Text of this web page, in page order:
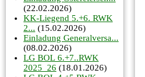
(22.02.2026)
KK-Liegend 5.+6. RWK
2... (15.02.2026)
Einladung Generalversa...
(08.02.2026)
LG BOL 6.+7..RWK
2025_26 (18.01.2026)